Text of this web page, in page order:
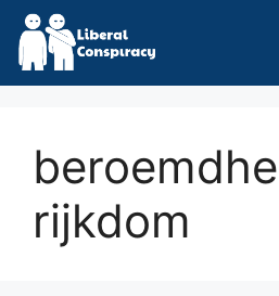
Skip
content
rijkdom